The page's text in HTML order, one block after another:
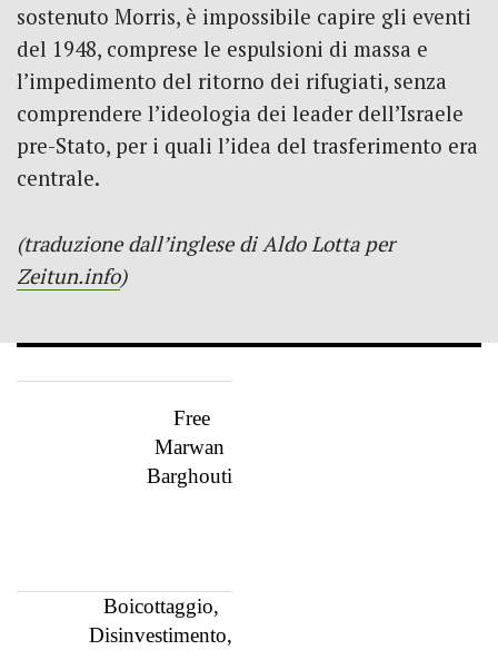
sostenuto Morris, è impossibile capire gli eventi
del 1948, comprese le espulsioni di massa e
l’impedimento del ritorno dei rifugiati, senza
comprendere l’ideologia dei leader dell’Israele
pre-Stato, per i quali l’idea del trasferimento era
centrale.
(traduzione dall’inglese di Aldo Lotta per
Zeitun.info)
Free
Marwan
Barghouti
Boicottaggio,
Disinvestimento,